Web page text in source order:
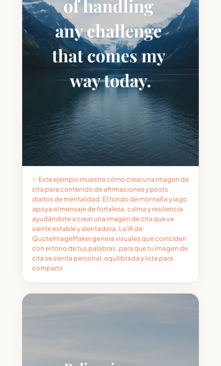
✨ Este ejemplo muestra cómo crear una imagen de
cita para contenido de afirmaciones y posts
diarios de mentalidad. El fondo de montaña y lago
apoya el mensaje de fortaleza, calma y resiliencia,
ayudándote a crear una imagen de cita que se
siente estable y alentadora. La IA de
QuoteImageMaker genera visuales que coinciden
con el tono de tus palabras, para que tu imagen de
cita se sienta personal, equilibrada y lista para
compartir.